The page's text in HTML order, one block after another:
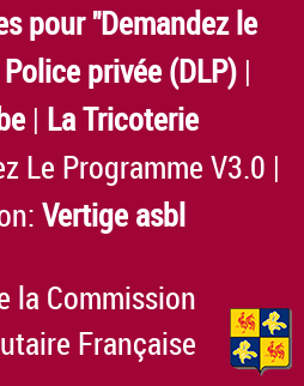
pour "Demandez le
Police privée (DLP) |
| La Tricoterie
Le Programme V3.0 |
Vertige asbl
la Commission
Française